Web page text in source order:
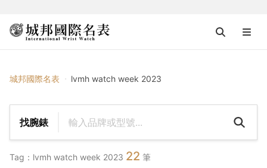
城邦國際名表 lvmh watch week 2023
找腕錶
Tag：lvmh watch week 2023 22 筆